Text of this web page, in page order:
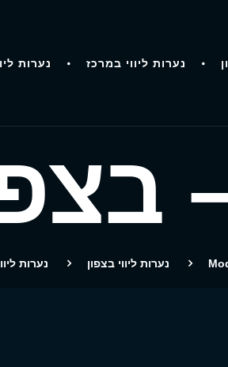
נערות נערות ליווי במרכז
נערות ליווי בצפון נערות